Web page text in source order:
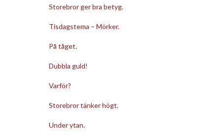
Storebror ger bra betyg.
Tisdagstema – Mörker.
På tåget.
Dubbla guld!
Varför?
Storebror tänker högt.
Under ytan.